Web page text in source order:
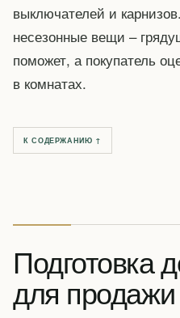
выключателей и
несезонные вещи –
поможет, а покупатель
в комнатах.
К СОДЕРЖАНИЮ ↑
Подготовка
для продажи